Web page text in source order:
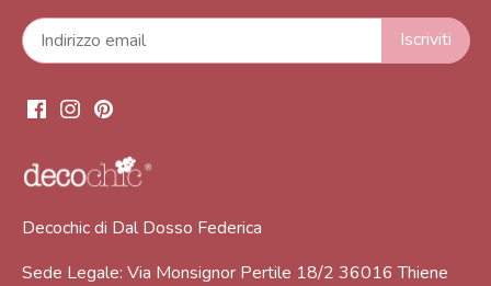
Decochic di Dal Dosso Federica
Sede Legale: Via Monsignor Pertile 18/2 36016 Thiene